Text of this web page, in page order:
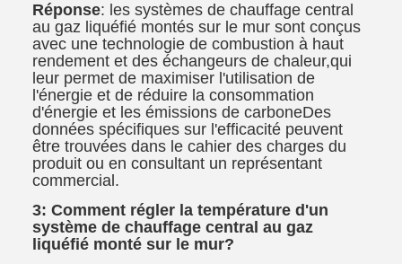
Réponse: les systèmes de chauffage central
au gaz liquéfié montés sur le mur sont conçus
avec une technologie de combustion à haut
rendement et des échangeurs de chaleur,qui
leur permet de maximiser l'utilisation de
l'énergie et de réduire la consommation
d'énergie et les émissions de carboneDes
données spécifiques sur l'efficacité peuvent
être trouvées dans le cahier des charges du
produit ou en consultant un représentant
commercial.
3: Comment régler la température d'un
système de chauffage central au gaz
liquéfié monté sur le mur?